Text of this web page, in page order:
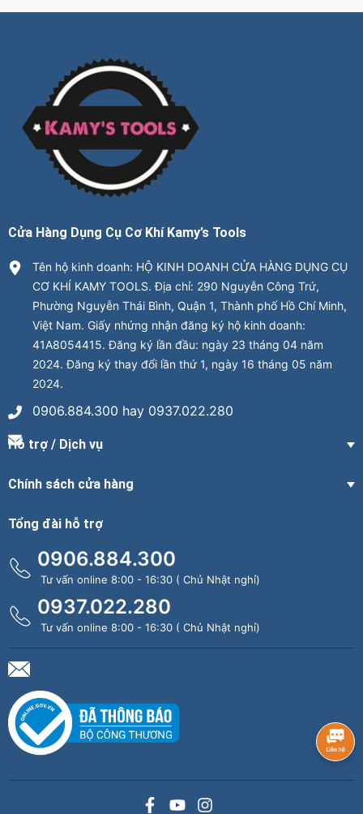
Cửa Hàng Dụng Cụ Cơ Khí Kamy’s Tools
Tên hộ kinh doanh: HỘ KINH DOANH CỬA HÀNG DỤNG CỤ
CƠ KHÍ KAMY TOOLS. Địa chỉ: 290 Nguyễn Công Trứ,
Phường Nguyễn Thái Bình, Quận 1, Thành phố Hồ Chí Minh,
Việt Nam. Giấy nhứng nhận đăng ký hộ kinh doanh:
41A8054415. Đăng ký lần đầu: ngày 23 tháng 04 năm
2024. Đăng ký thay đổi lần thứ 1, ngày 16 tháng 05 năm
2024.
0906.884.300 hay 0937.022.280
Hỗ trợ / Dịch vụ
Chính sách cửa hàng
Tổng đài hỗ trợ
0906.884.300
Tư vấn online 8:00 - 16:30 ( Chủ Nhật nghỉ)
0937.022.280
Tư vấn online 8:00 - 16:30 ( Chủ Nhật nghỉ)